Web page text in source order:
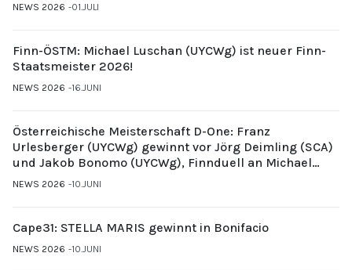
NEWS 2026 01.JULI
Finn-ÖSTM: Michael Luschan (UYCWg) ist neuer Finn-
Staatsmeister 2026!
NEWS 2026 16.JUNI
Österreichische Meisterschaft D-One: Franz
Urlesberger (UYCWg) gewinnt vor Jörg Deimling (SCA)
und Jakob Bonomo (UYCWg), Finnduell an Michael
Gubi (UYCMo)
NEWS 2026 10.JUNI
Cape31: STELLA MARIS gewinnt in Bonifacio
NEWS 2026 10.JUNI